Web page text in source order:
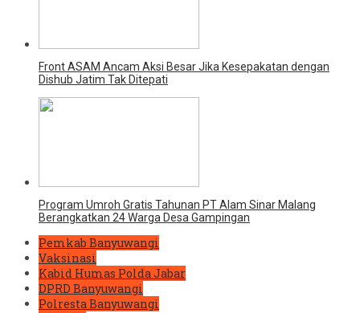
Front ASAM Ancam Aksi Besar Jika Kesepakatan dengan
Dishub Jatim Tak Ditepati
Program Umroh Gratis Tahunan PT Alam Sinar Malang
Berangkatkan 24 Warga Desa Gampingan
Pemkab Banyuwangi
Vaksinasi
Kabid Humas Polda Jabar
DPRD Banyuwangi
Polresta Banyuwangi